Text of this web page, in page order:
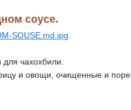
соусе.
для чахохбили.
и овощи, очищенные и